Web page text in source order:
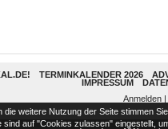
TERMINKALENDER 2026
IMPRESSUM
Anmelden
die weitere Nutzung der Seite stimmen
auf "Cookies zulassen" eingestellt,